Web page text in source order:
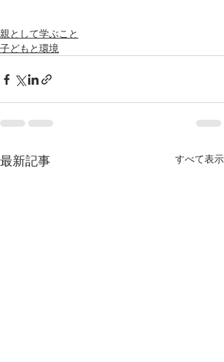
親として学ぶこと
子どもと環境
最新記事 すべて表示